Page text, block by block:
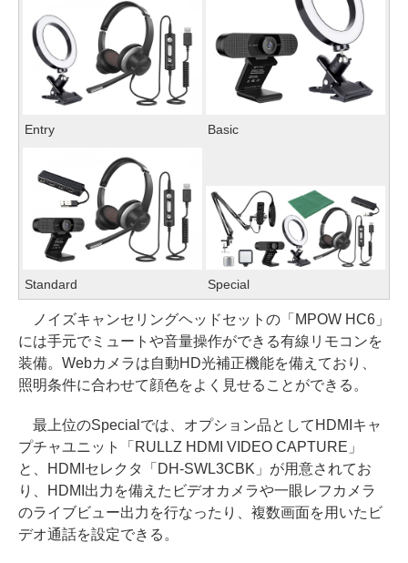
Entry Basic
Standard Special
ノイズキャンセリングヘッドセットの「MPOW HC6」
には手元でミュートや音量操作ができる有線リモコンを
装備。Webカメラは自動HD光補正機能を備えており、
照明条件に合わせて顔色をよく見せることができる。
最上位のSpecialでは、オプション品としてHDMIキャ
プチャユニット「RULLZ HDMI VIDEO CAPTURE」
と、HDMIセレクタ「DH-SWL3CBK」が用意されてお
り、HDMI出力を備えたビデオカメラや一眼レフカメラ
のライブビュー出力を行なったり、複数画面を用いたビ
デオ通話を設定できる。